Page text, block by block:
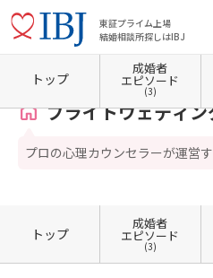
東証プライム上場
結婚相談所探しはIBJ
ホーム 大阪府の結婚相談所 大阪府大阪市
ブライトウェディン
プロの心理カウンセラーが運営
トップ
成婚者
エピソード
(3)
トップ
成婚者
エピソード
(3)